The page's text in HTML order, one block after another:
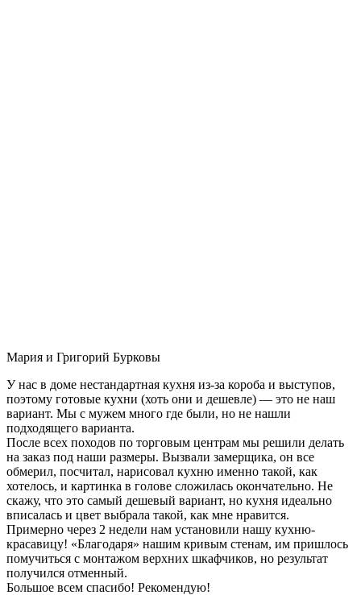
Мария и Григорий Бурковы
У нас в доме нестандартная кухня из-за короба и выступов,
поэтому готовые кухни (хоть они и дешевле) — это не наш
вариант. Мы с мужем много где были, но не нашли
подходящего варианта.
После всех походов по торговым центрам мы решили делать
на заказ под наши размеры. Вызвали замерщика, он все
обмерил, посчитал, нарисовал кухню именно такой, как
хотелось, и картинка в голове сложилась окончательно. Не
скажу, что это самый дешевый вариант, но кухня идеально
вписалась и цвет выбрала такой, как мне нравится.
Примерно через 2 недели нам установили нашу кухню-
красавицу! «Благодаря» нашим кривым стенам, им пришлось
помучиться с монтажом верхних шкафчиков, но результат
получился отменный.
Большое всем спасибо! Рекомендую!